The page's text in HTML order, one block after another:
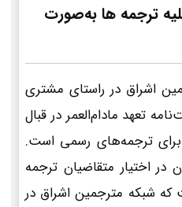
ترجمه ها به‌صورت
اشراق در راستای مشتری
تعهد مادام‌العمر در قبال
ترجمه‌های رسمی است.
اختیار متقاضیان ترجمه
که شبکه مترجمین اشراق در